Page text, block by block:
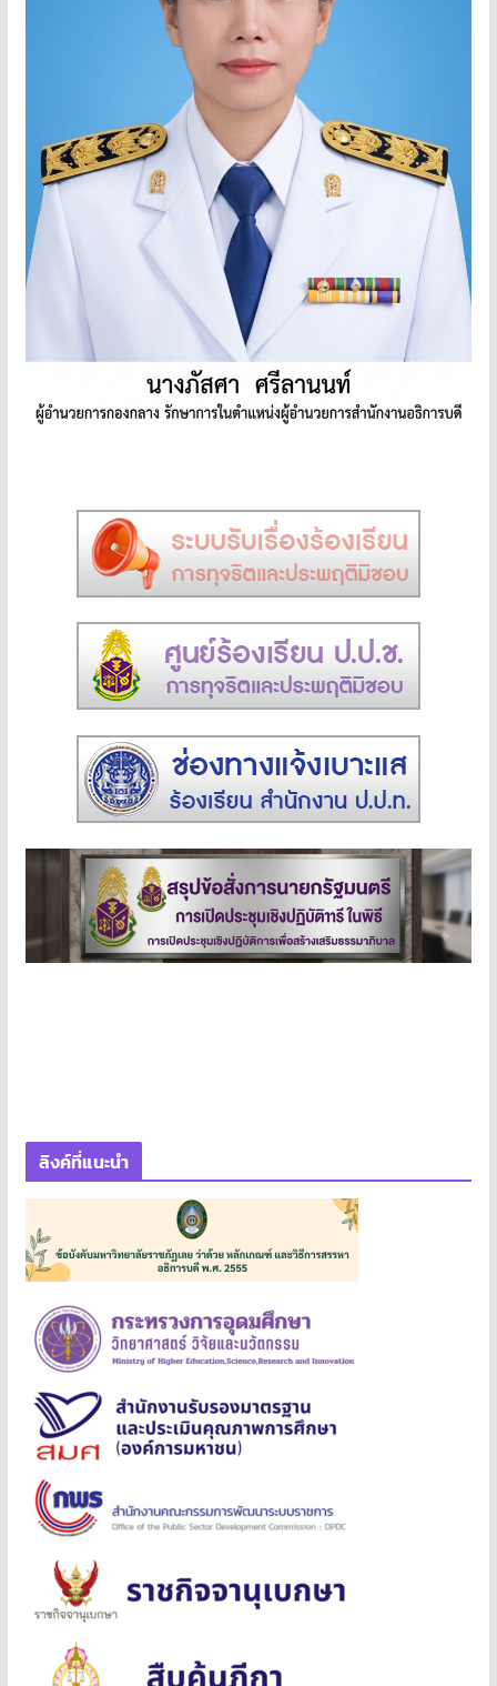
ลิงค์ที่แนะนำ